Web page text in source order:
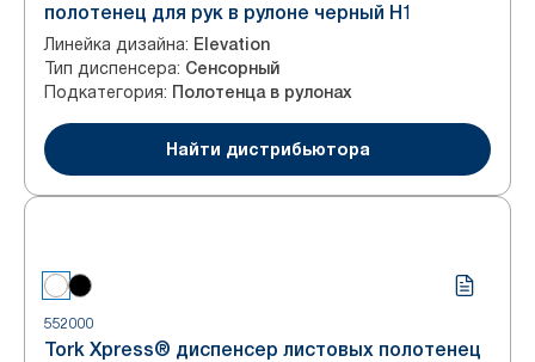
полотенец для рук в рулоне черный H1
Линейка дизайна: Elevation
Тип диспенсера: Сенсорный
Подкатегория: Полотенца в рулонах
Найти дистрибьютора
552000
Tork Xpress® диспенсер листовых полотенец